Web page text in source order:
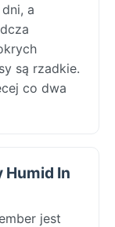
a
są rzadkie.
co dwa
Humid In
jest